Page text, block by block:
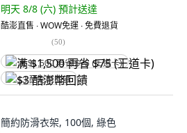
明天 8/8 (六) 預計送達
酷澎直售 ∙ WOW免運 ∙ 免費退貨
(50)
满 $1,500 再省 $75 (王道卡)
$3 酷澎幣回饋
簡約防滑衣架, 100個, 綠色